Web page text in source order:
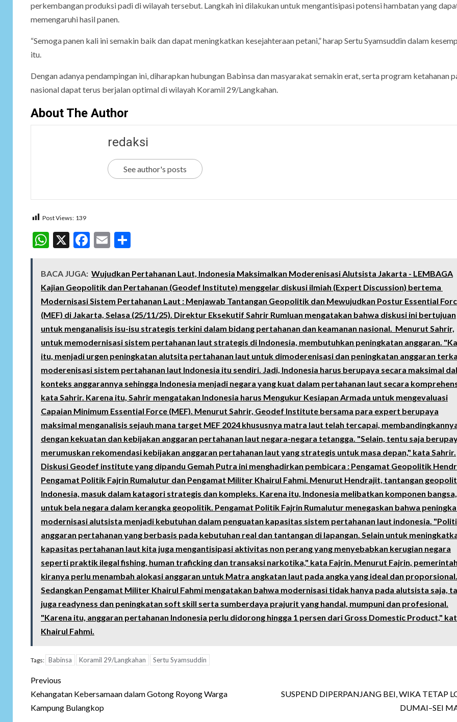
perkembangan produksi padi di wilayah tersebut. Langkah ini dilakukan untuk mengantisipasi potensi hambatan yang
memengaruhi hasil panen.
“Semoga panen kali ini semakin baik dan dapat meningkatkan kesejahteraan petani,” harap Sertu Syamsuddin dalam
itu.
Dengan adanya pendampingan ini, diharapkan hubungan Babinsa dan masyarakat semakin erat, serta program ketahanan
nasional dapat terus berjalan optimal di wilayah Koramil 29/Langkahan.
About The Author
redaksi
See author's posts
Post Views: 139
WhatsApp
X Facebook
Email
BACA JUGA: Wujudkan Pertahanan Laut, Indonesia Maksimalkan Moderenisasi Alutsista Jakarta - LEMBAGA
Kajian Geopolitik dan Pertahanan (Geodef Institute) menggelar diskusi ilmiah (Expert Discussion) bertema
Modernisasi Sistem Pertahanan Laut : Menjawab Tantangan Geopolitik dan Mewujudkan Postur Essential
(MEF) di Jakarta, Selasa (25/11/25). Direktur Eksekutif Sahrir Rumluan mengatakan bahwa diskusi ini bertujuan
untuk menganalisis isu-isu strategis terkini dalam bidang pertahanan dan keamanan nasional. Menurut Sahrir,
untuk memodernisasi sistem pertahanan laut strategis di Indonesia, membutuhkan peningkatan anggaran.
itu, menjadi urgen peningkatan alutsita pertahanan laut untuk dimoderenisasi dan peningkatan anggaran
moderenisasi sistem pertahanan laut Indonesia itu sendiri. Jadi, Indonesia harus berupaya secara maksimal
konteks anggarannya sehingga Indonesia menjadi negara yang kuat dalam pertahanan laut secara
kata Sahrir. Karena itu, Sahrir mengatakan Indonesia harus Mengukur Kesiapan Armada untuk mengevaluasi
Capaian Minimum Essential Force (MEF). Menurut Sahrir, Geodef Institute bersama para expert berupaya
maksimal menganalisis sejauh mana target MEF 2024 khususnya matra laut telah tercapai,
dengan kekuatan dan kebijakan anggaran pertahanan laut negara-negara tetangga. "Selain, tentu saja
merumuskan rekomendasi kebijakan anggaran pertahanan laut yang strategis untuk masa depan," kata Sahrir.
Diskusi Geodef institute yang dipandu Gemah Putra ini menghadirkan pembicara : Pengamat Geopolitik
Pengamat Politik Fajrin Rumalutur dan Pengamat Militer Khairul Fahmi. Menurut Hendrajit, tantangan
Indonesia, masuk dalam katagori strategis dan kompleks. Karena itu, Indonesia melibatkan komponen bangsa,
untuk bela negara dalam kerangka geopolitik. Pengamat Politik Fajrin Rumalutur menegaskan bahwa
modernisasi alutsista menjadi kebutuhan dalam penguatan kapasitas sistem pertahanan laut indonesia.
anggaran pertahanan yang berbasis pada kebutuhan real dan tantangan di lapangan. Selain untuk
kapasitas pertahanan laut kita juga mengantisipasi aktivitas non perang yang menyebabkan kerugian negara
seperti praktik ilegal fishing, human traficking dan transaksi narkotika," kata Fajrin. Menurut Fajrin, pemerintah
kiranya perlu menambah alokasi anggaran untuk Matra angkatan laut pada angka yang ideal dan proporsional.
Sedangkan Pengamat Militer Khairul Fahmi mengatakan bahwa modernisasi tidak hanya pada alutsista saja,
juga readyness dan peningkatan soft skill serta sumberdaya prajurit yang handal, mumpuni dan profesional.
"Karena itu, anggaran pertahanan Indonesia perlu didorong hingga 1 persen dari Gross Domestic Product,"
Khairul Fahmi.
Tags: Babinsa Koramil 29/Langkahan Sertu Syamsuddin
Post
navigation
Previous
Kehangatan Kebersamaan dalam Gotong Royong Warga
Kampung Bulangkop
SUSPEND DIPERPANJANG BEI, WIKA TETAP
DUMAI–SEI